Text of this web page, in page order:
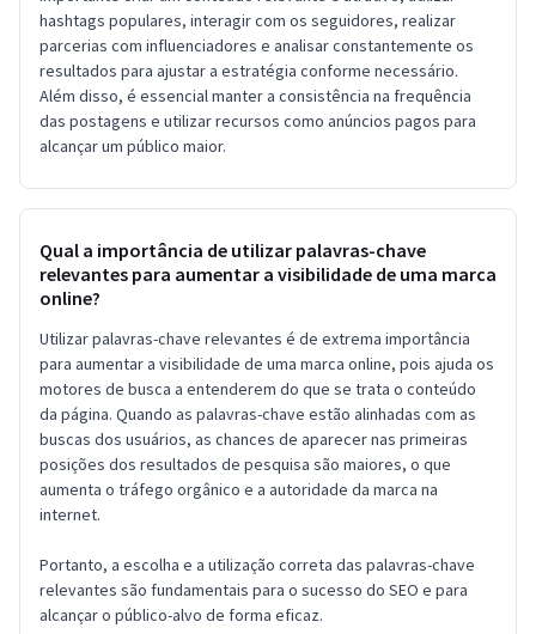
hashtags populares, interagir com os seguidores, realizar
parcerias com influenciadores e analisar constantemente os
resultados para ajustar a estratégia conforme necessário.
Além disso, é essencial manter a consistência na frequência
das postagens e utilizar recursos como anúncios pagos para
alcançar um público maior.
Qual a importância de utilizar palavras-chave
relevantes para aumentar a visibilidade de uma marca
online?
Utilizar palavras-chave relevantes é de extrema importância
para aumentar a visibilidade de uma marca online, pois ajuda os
motores de busca a entenderem do que se trata o conteúdo
da página. Quando as palavras-chave estão alinhadas com as
buscas dos usuários, as chances de aparecer nas primeiras
posições dos resultados de pesquisa são maiores, o que
aumenta o tráfego orgânico e a autoridade da marca na
internet.
Portanto, a escolha e a utilização correta das palavras-chave
relevantes são fundamentais para o sucesso do SEO e para
alcançar o público-alvo de forma eficaz.